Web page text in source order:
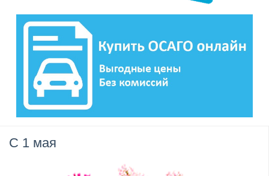
С 1 мая